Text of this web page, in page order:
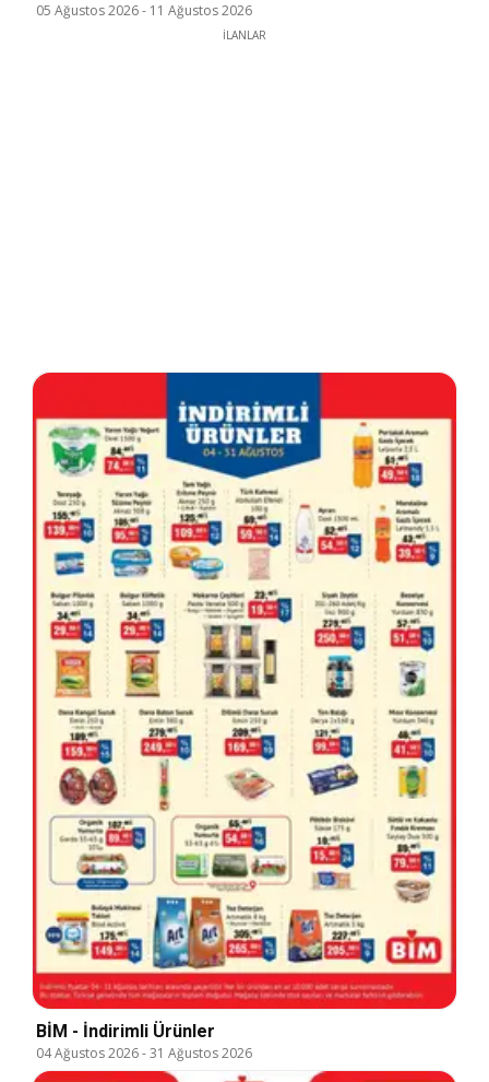
05 Ağustos 2026- 11 Ağustos 2026
İLANLAR
BİM - İndirimli Ürünler
04 Ağustos 2026-31 Ağustos 2026